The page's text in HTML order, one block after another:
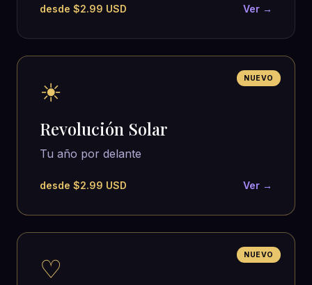
desde $2.99 USD Ver →
NUEVO
☀
Revolución Solar
Tu año por delante
desde $2.99 USD Ver →
NUEVO
♡